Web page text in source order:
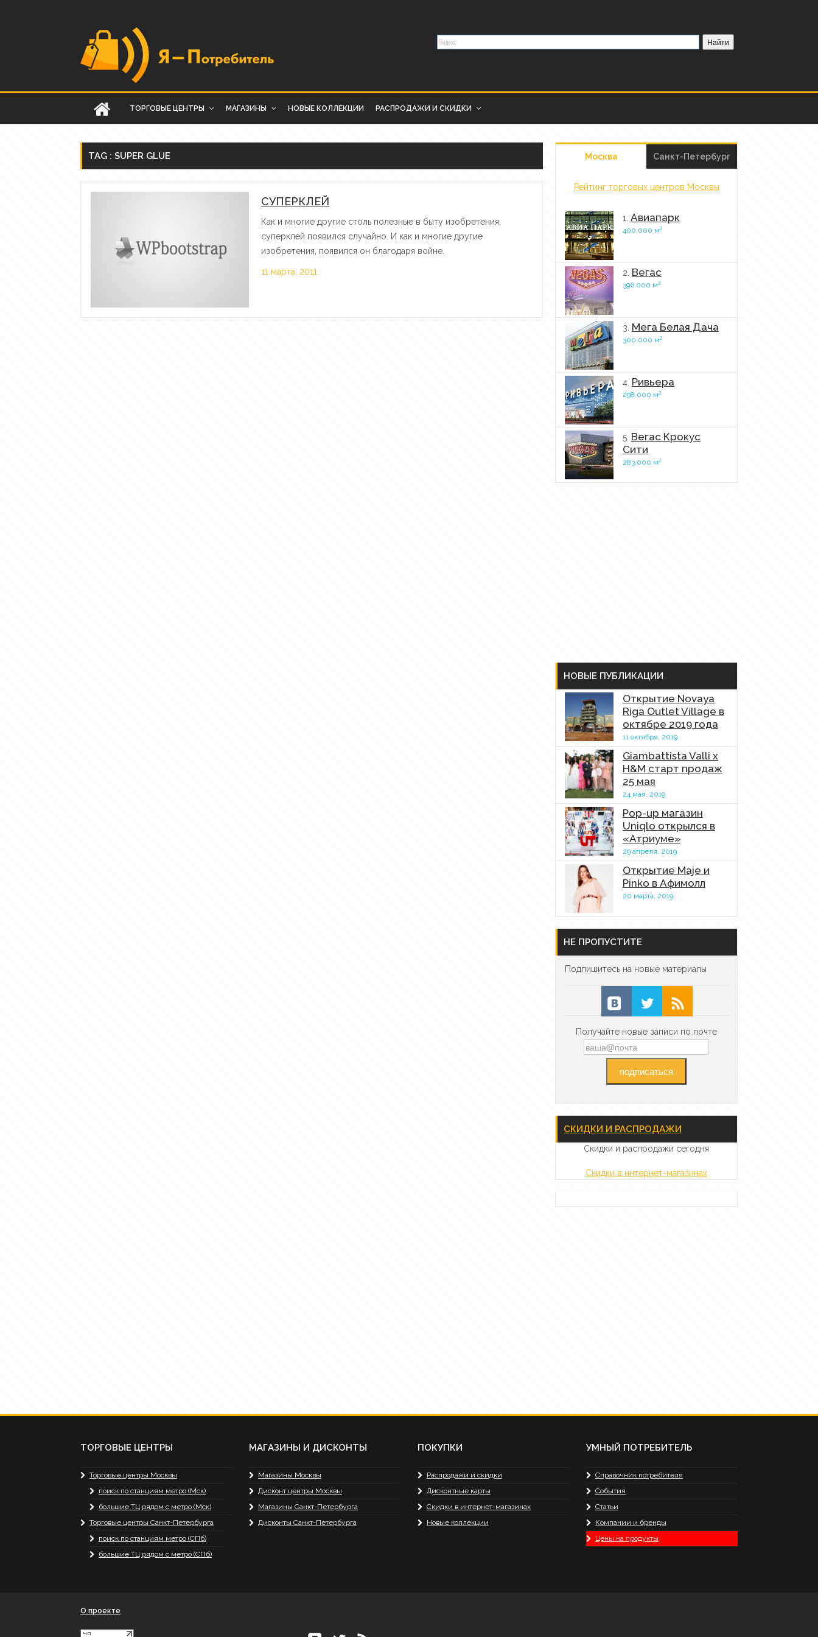
ТОРГОВЫЕ ЦЕНТРЫ МАГАЗИНЫ НОВЫЕ КОЛЛЕКЦИИ РАСПРОДАЖИ И СКИДКИ
TAG : SUPER GLUE
СУПЕРКЛЕЙ
Как и многие другие столь полезные в быту изобретения,
суперклей появился случайно. И как и многие другие
изобретения, появился он благодаря войне.
11 марта, 2011
Москва Санкт-Петербург
Рейтинг торговых центров Москвы
1. Авиапарк
400.000 м2
2. Вегас
396.000 м2
3. Мега Белая Дача
300.000 м2
4. Ривьера
298.000 м2
5. Вегас Крокус
Сити
283.000 м2
НОВЫЕ ПУБЛИКАЦИИ
Открытие Novaya
Riga Outlet Village в
октябре 2019 года
11 октября, 2019
Giambattista Valli x
H&M старт продаж
25 мая
24 мая, 2019
Pop-up магазин
Uniqlo открылся в
«Атриуме»
29 апреля, 2019
Открытие Maje и
Pinko в Афимолл
20 марта, 2019
НЕ ПРОПУСТИТЕ
Подпишитесь на новые материалы
Получайте новые записи по почте
СКИДКИ И РАСПРОДАЖИ
Скидки и распродажи сегодня
Скидки в интернет-магазинах
ТОРГОВЫЕ ЦЕНТРЫ
Торговые центры Москвы
поиск по станциям метро (Мск)
большие ТЦ рядом с метро (Мск)
Торговые центры Санкт-Петербурга
поиск по станциям метро (СПб)
большие ТЦ рядом с метро (СПб)
МАГАЗИНЫ И ДИСКОНТЫ
Магазины Москвы
Дисконт центры Москвы
Магазины Санкт-Петербурга
Дисконты Санкт-Петербурга
ПОКУПКИ
Распродажи и скидки
Дисконтные карты
Скидки в интернет-магазинах
Новые коллекции
УМНЫЙ ПОТРЕБИТЕЛЬ
Справочник потребителя
События
Статьи
Компании и бренды
Цены на продукты
О проекте